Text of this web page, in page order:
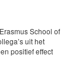
School of
uit het
positief effect